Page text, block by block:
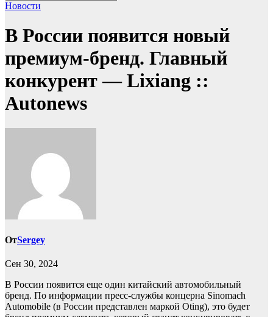
Новости
В России появится новый
премиум-бренд. Главный
конкурент — Lixiang ::
Autonews
ОтSergey
Сен 30, 2024
В России появится еще один китайский автомобильный
бренд. По информации пресс-службы концерна Sinomach
Automobile (в России представлен маркой Oting), это будет